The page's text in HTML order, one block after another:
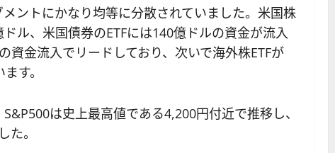
ントにかなり均等に分散されていました。米国株
ル、米国債券のETFには140億ドルの資金が流入
資金流入でリードしており、次いで海外株ETFが
す。
は史上最高値である4,200円付近で推移し、
た。